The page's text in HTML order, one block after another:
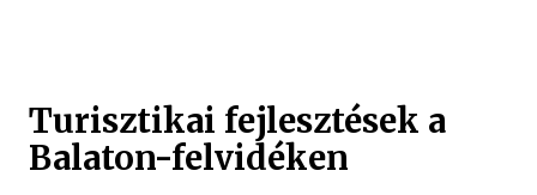
Turisztikai fejlesztések a
Balaton-felvidéken